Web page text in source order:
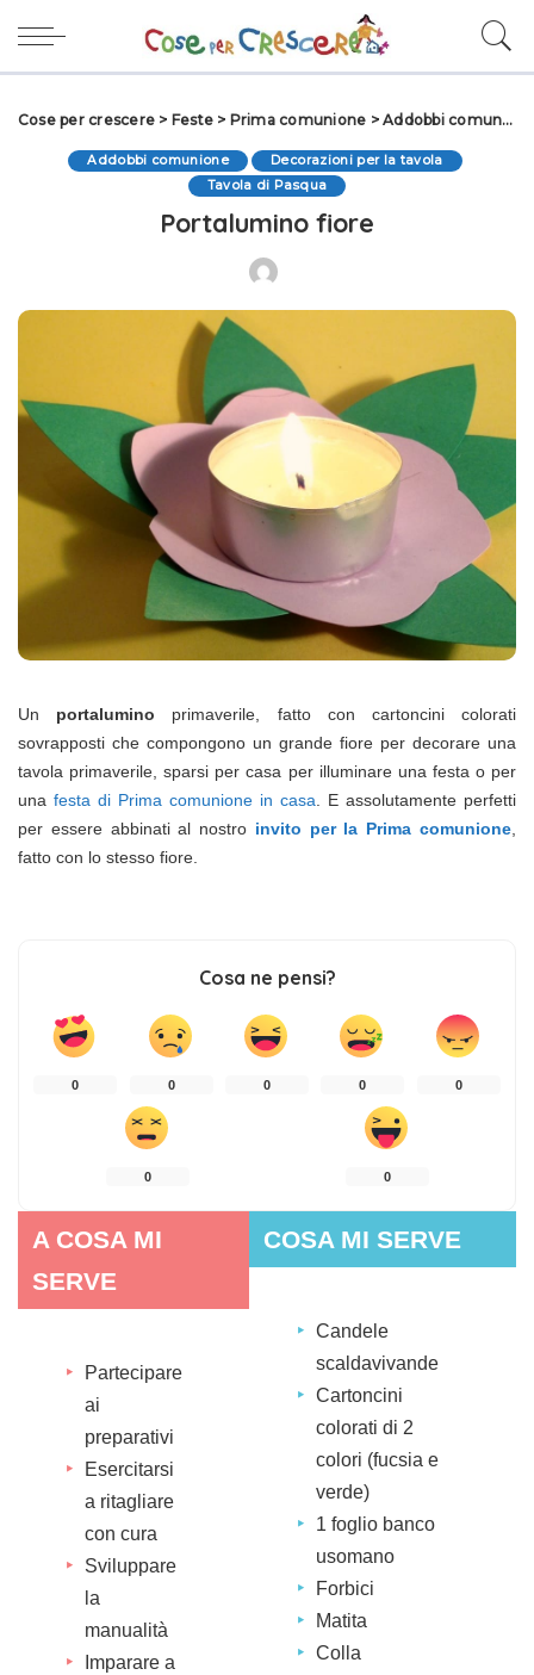
Cose per crescere > Feste > Prima comunione >Addobbi comunione
Addobbi comunione
Decorazioni per la tavola
Tavola di Pasqua
Portalumino fiore
Un portalumino primaverile, fatto con cartoncini colorati
sovrapposti che compongono un grande fiore per decorare una
tavola primaverile, sparsi per casa per illuminare una festa o per
una festa di Prima comunione in casa . E assolutamente perfetti
per essere abbinati al nostro invito per la Prima comunione
fatto con lo stesso fiore.
Cosa ne pensi?
0 0 0 0 0
0 0
A COSA MI
SERVE
Partecipare
ai
preparativi
Esercitarsi
a ritagliare
con cura
Sviluppare
la
manualità
Imparare a
COSA MI SERVE
Candele
scaldavivande
Cartoncini
colorati di 2
colori (fucsia e
verde)
1 foglio banco
usomano
Forbici
Matita
Colla